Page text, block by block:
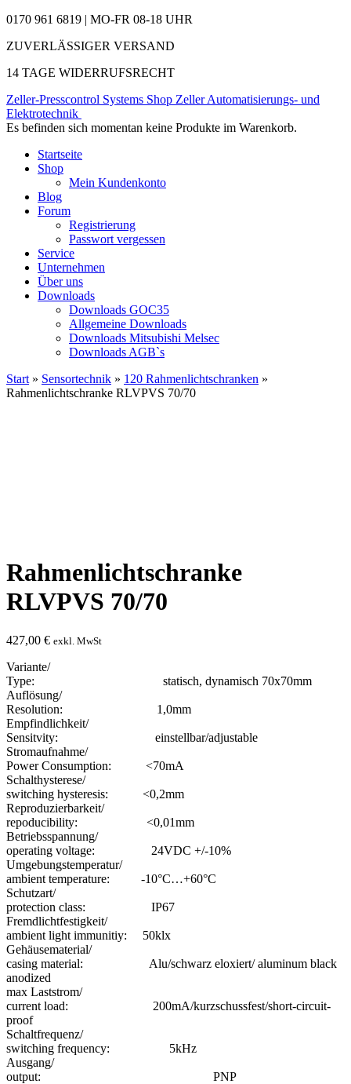
0170 961 6819 | MO-FR 08-18 UHR
ZUVERLÄSSIGER VERSAND
14 TAGE WIDERRUFSRECHT
Zeller-Presscontrol Systems Shop Zeller Automatisierungs- und
Elektrotechnik
Es befinden sich momentan keine Produkte im Warenkorb.
Startseite
Shop
Mein Kundenkonto
Blog
Forum
Registrierung
Passwort vergessen
Service
Unternehmen
Über uns
Downloads
Downloads GOC35
Allgemeine Downloads
Downloads Mitsubishi Melsec
Downloads AGB`s
Start » Sensortechnik » 120 Rahmenlichtschranken »
Rahmenlichtschranke RLVPVS 70/70
Rahmenlichtschranke
RLVPVS 70/70
427,00 € exkl. MwSt
Variante/
Type: statisch, dynamisch 70x70mm
Auflösung/
Resolution: 1,0mm
Empfindlichkeit/
Sensitvity: einstellbar/adjustable
Stromaufnahme/
Power Consumption: <70mA
Schalthysterese/
switching hysteresis: <0,2mm
Reproduzierbarkeit/
repoducibility: <0,01mm
Betriebsspannung/
operating voltage: 24VDC +/-10%
Umgebungstemperatur/
ambient temperature: -10°C…+60°C
Schutzart/
protection class: IP67
Fremdlichtfestigkeit/
ambient light immunitiy: 50klx
Gehäusematerial/
casing material: Alu/schwarz eloxiert/ aluminum black
anodized
max Laststrom/
current load: 200mA/kurzschussfest/short-circuit-
proof
Schaltfrequenz/
switching frequency: 5kHz
Ausgang/
output: PNP